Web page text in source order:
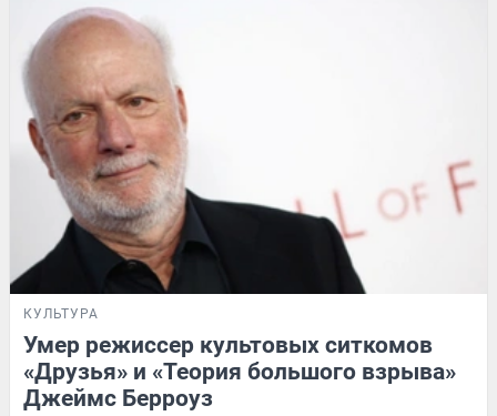
КУЛЬТУРА
Умер режиссер культовых ситкомов
«Друзья» и «Теория большого взрыва»
Джеймс Берроуз